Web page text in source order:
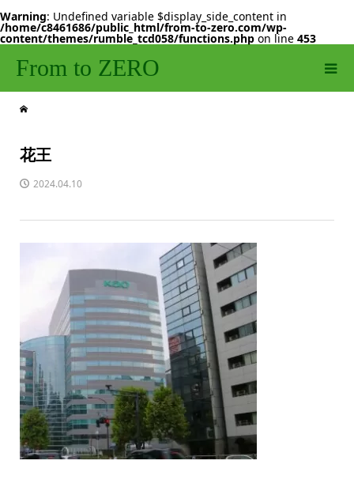
Warning: Undefined variable $display_side_content in
/home/c8461686/public_html/from-to-zero.com/wp-
content/themes/rumble_tcd058/functions.php on line 453
From to ZERO
花王
2024.04.10